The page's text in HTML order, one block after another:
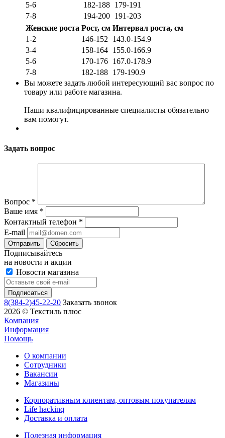
5-6
182-188 179-191
7-8
194-200 191-203
Женские роста Рост, см Интервал роста, см
1-2
146-152 143.0-154.9
3-4
158-164 155.0-166.9
5-6
170-176 167.0-178.9
7-8
182-188 179-190.9
Вы можете задать любой интересующий вас вопрос по
товару или работе магазина.
Наши квалифицированные специалисты обязательно
вам помогут.
Задать вопрос
Вопрос *
Ваше имя *
Контактный телефон *
E-mail
Сбросить
Подписывайтесь
на новости и акции
Новости магазина
8(384-2)45-22-20 Заказать звонок
2026 © Текстиль плюс
Компания
Информация
Помощь
О компании
Сотрудники
Вакансии
Магазины
Корпоративным клиентам, оптовым покупателям
Life hackinq
Доставка и оплата
Полезная информация